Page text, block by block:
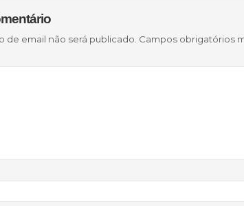
de email não será publicado. Campos obrigatórios